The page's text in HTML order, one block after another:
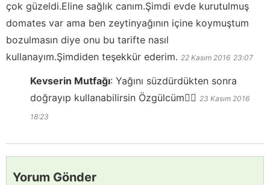
çok güzeldi.Eline sağlık canım.Şimdi evde kurutulmuş
domates var ama ben zeytinyağının içine koymuştum
bozulmasın diye onu bu tarifte nasıl
kullanayım.Şimdiden teşekkür ederim. 22 Kasım 2016 23:07
Kevserin Mutfağı: Yağını süzdürdükten sonra
doğrayıp kullanabilirsin Özgülcüm👍🏻 23 Kasım 2016
18:23
Yorum Gönder